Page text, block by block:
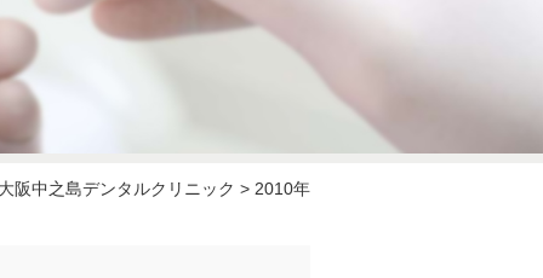
大阪中之島デンタルクリニック > 2010年